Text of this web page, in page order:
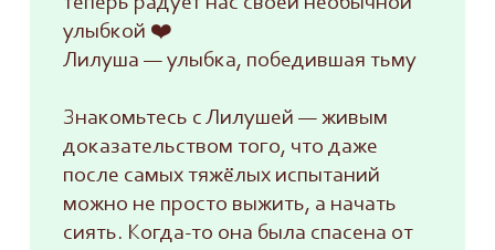
улыбкой ❤️‍
Лилуша — улыбка, победившая тьму
Знакомьтесь с Лилушей — живым
доказательством того, что даже
после самых тяжёлых испытаний
можно не просто выжить, а начать
сиять. Когда-то она была спасена от